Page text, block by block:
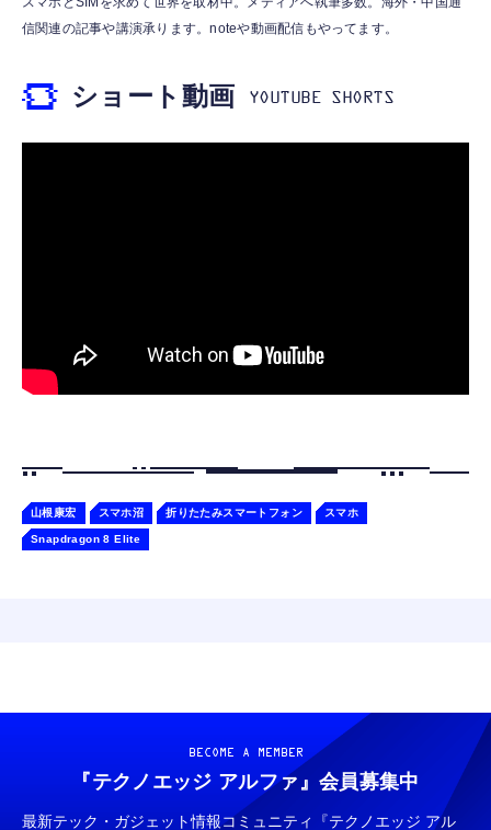
PD対応 スイング式プラグ PPS対応 ホワイト
￥1,690
応】 スマートタグ 忘れ物防止器 高精度測位
ト見守り キーホルダー付属 (2個セット：ブラ
ック)
￥1,699
Bak4 FMC 25mm対物レンズ IPX防水 メガネ
￥1,780
信関連の記事や講演承ります。noteや動画配信もやってます。
ショート動画
山根康宏 スマホ沼 折りたたみスマートフォン スマホ
Snapdragon 8 Elite
BECOME A MEMBER
『テクノエッジ アルファ』 会員募集中
最新テック・ガジェット情報コミュニティ『テクノエッジ アル